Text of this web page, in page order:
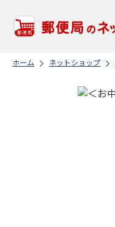
ホーム ネットショップ